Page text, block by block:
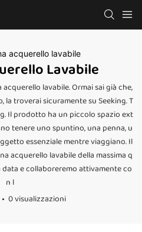
acquerello lavabile
Lavabile
lavabile. Ormai sai già che,
troverai sicuramente su Seeking. T
Il prodotto ha un piccolo spazio ext
tenere uno spuntino, una penna, u
essenziale mentre viaggiano. Il
acquerello lavabile della massima q
e collaboreremo attivamente co
n l
0 visualizzazioni